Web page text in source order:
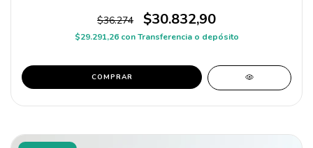
$36.274 $30.832,90
$29.291,26 con Transferencia o depósito
COMPRAR